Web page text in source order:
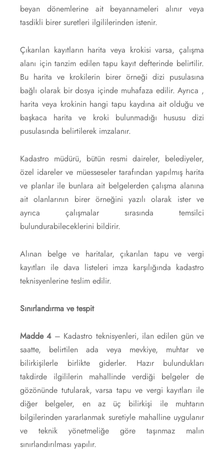
beyan dönemlerine ait beyannameleri alınır veya
tasdikli birer suretleri ilgililerinden istenir.
Çıkarılan kayıtların harita veya krokisi varsa, çalışma
alanı için tanzim edilen tapu kayıt defterinde belirtilir.
Bu harita ve krokilerin birer örneği dizi pusulasına
bağlı olarak bir dosya içinde muhafaza edilir. Ayrıca ,
harita veya krokinin hangi tapu kaydına ait olduğu ve
başkaca harita ve kroki bulunmadığı hususu dizi
pusulasında belirtilerek imzalanır.
Kadastro müdürü, bütün resmi daireler, belediyeler,
özel idareler ve müesseseler tarafından yapılmış harita
ve planlar ile bunlara ait belgelerden çalışma alanına
ait olanlarının birer örneğini yazılı olarak ister ve
ayrıca çalışmalar sırasında temsilci
bulundurabileceklerini bildirir.
Alınan belge ve haritalar, çıkarılan tapu ve vergi
kayıtları ile dava listeleri imza karşılığında kadastro
teknisyenlerine teslim edilir.
Sınırlandırma ve tespit
Madde 4 – Kadastro teknisyenleri, ilan edilen gün ve
saatte, belirtilen ada veya mevkiye, muhtar ve
bilirkişilerle birlikte giderler. Hazır bulundukları
takdirde ilgililerin mahallinde verdiği belgeler de
gözönünde tutularak, varsa tapu ve vergi kayıtları ile
diğer belgeler, en az üç bilirkişi ile muhtarın
bilgilerinden yararlanmak suretiyle mahalline uygulanır
ve teknik yönetmeliğe göre taşınmaz malın
sınırlandırılması yapılır.